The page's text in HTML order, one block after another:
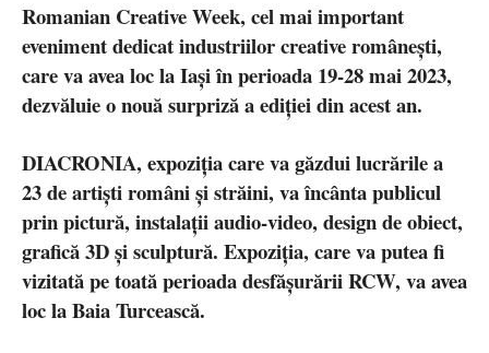
Romanian Creative Week, cel mai important
eveniment dedicat industriilor creative românești,
care va avea loc la Iași în perioada 19-28 mai 2023,
dezvăluie o nouă surpriză a ediției din acest an.
DIACRONIA, expoziția care va găzdui lucrările a
23 de artiști români și străini, va încânta publicul
prin pictură, instalații audio-video, design de obiect,
grafică 3D și sculptură. Expoziția, care va putea fi
vizitată pe toată perioada desfășurării RCW, va avea
loc la Baia Turcească.